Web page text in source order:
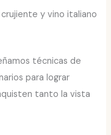
y vino italiano
técnicas de
para lograr
tanto la vista